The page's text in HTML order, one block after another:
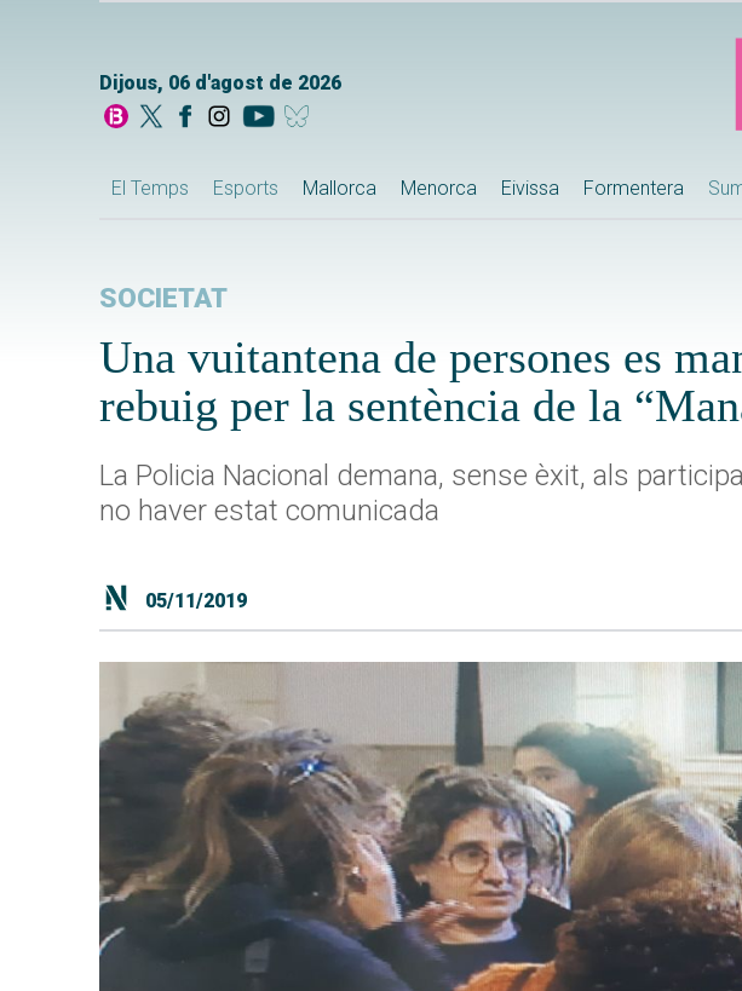
Dijous, 06 d'agost de 2026
El Temps Esports Mallorca Menorca Eivissa Formentera
SOCIETAT
Una vuitantena de persones es
rebuig per la sentència de la
La Policia Nacional demana, sense èxit, als
no haver estat comunicada
05/11/2019